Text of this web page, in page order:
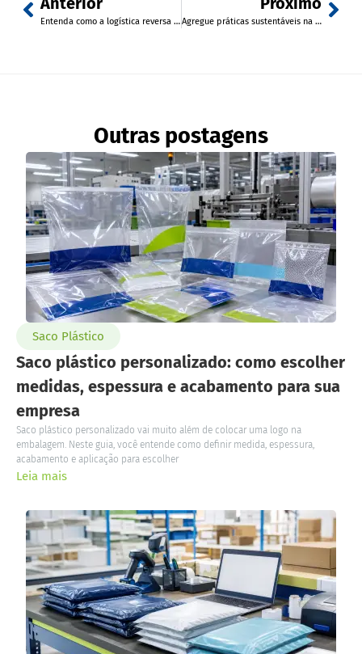
Entenda como a logística reversa ajuda na produção do envelope de segurança economy Agregue práticas sustentáveis na sua marca optando pelo envelope economy
Outras postagens
Saco Plástico
Saco plástico personalizado: como escolher
medidas, espessura e acabamento para sua
empresa
Saco plástico personalizado vai muito além de colocar uma logo na
embalagem. Neste guia, você entende como definir medida, espessura,
acabamento e aplicação para escolher
Leia mais